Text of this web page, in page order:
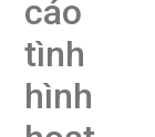
cáo
tình
hình